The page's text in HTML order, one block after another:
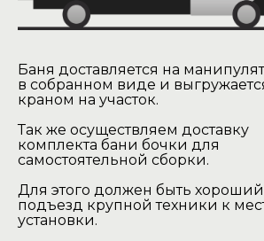
Баня доставляется на
в собранном виде и
краном на участок.
Так же осуществляем доставку
комплекта бани бочки для
самостоятельной сборки.
Для этого должен быть хороший
подъезд крупной техники к
установки.